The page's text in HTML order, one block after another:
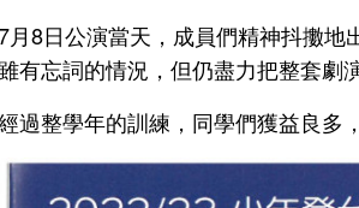
月8日公演當天，成員們精神抖擻地
有忘詞的情況，但仍盡力把整套劇
過整學年的訓練，同學們獲益良多